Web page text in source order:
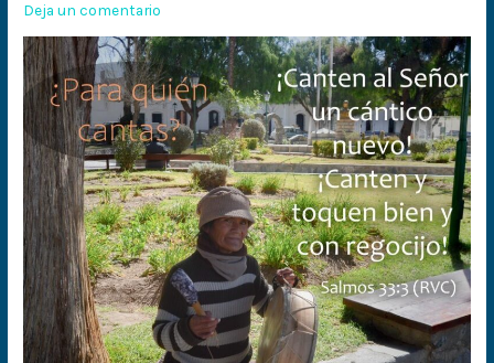
Deja un comentario